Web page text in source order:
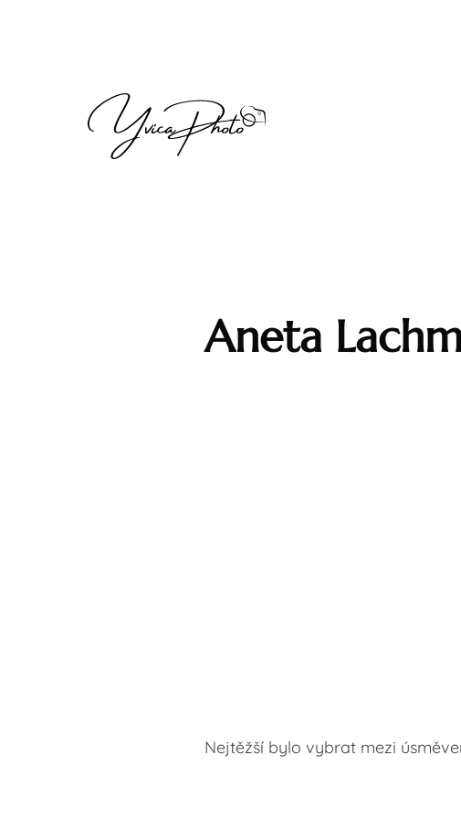
Aneta
Nejtěžší bylo vybrat mezi